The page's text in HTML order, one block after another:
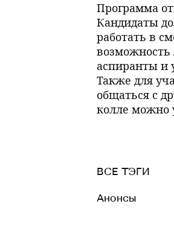
Программа
Кандидаты
работать в
возможность
аспиранты и
Также для
общаться с
колле можно
ВСЕ ТЭГИ
Анонсы